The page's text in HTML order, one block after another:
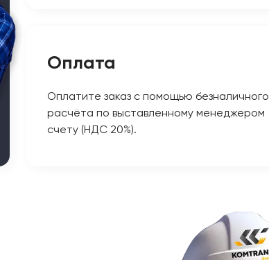
Оплата
Оплатите заказ с помощью безналичного
расчёта по выставленному менеджером
счету (НДС 20%).